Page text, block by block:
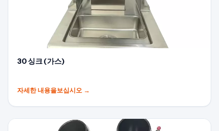
30 싱크 (가스)
자세한 내용을보십시오 →